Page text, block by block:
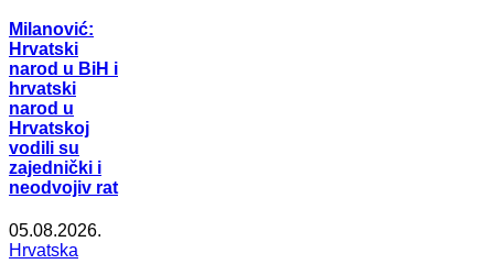
Milanović:
Hrvatski
narod u BiH i
hrvatski
narod u
Hrvatskoj
vodili su
zajednički i
neodvojiv rat
05.08.2026.
Hrvatska